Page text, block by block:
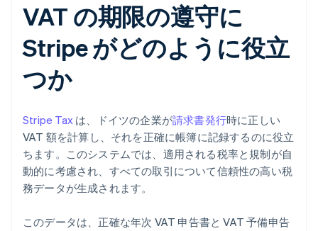
VAT の期限の遵守に
Stripe がどのように役立
つか
Stripe Tax は、ドイツの企業が請求書発行時に正しい
VAT 額を計算し、それを正確に帳簿に記録するのに役立
ちます。このシステムでは、適用される税率と規制が自
動的に考慮され、すべての取引について信頼性の高い税
務データが生成されます。
このデータは、正確な年次 VAT 申告書と VAT 予備申告